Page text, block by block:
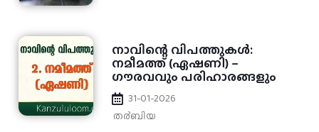
​നാവിന്റെ വിപത്തുകൾ:
നമീമത്ത് (ഏഷണി) –
ഗൗരവവും പരിഹാരങ്ങളും
31-01-2026
ത൪ബിയ